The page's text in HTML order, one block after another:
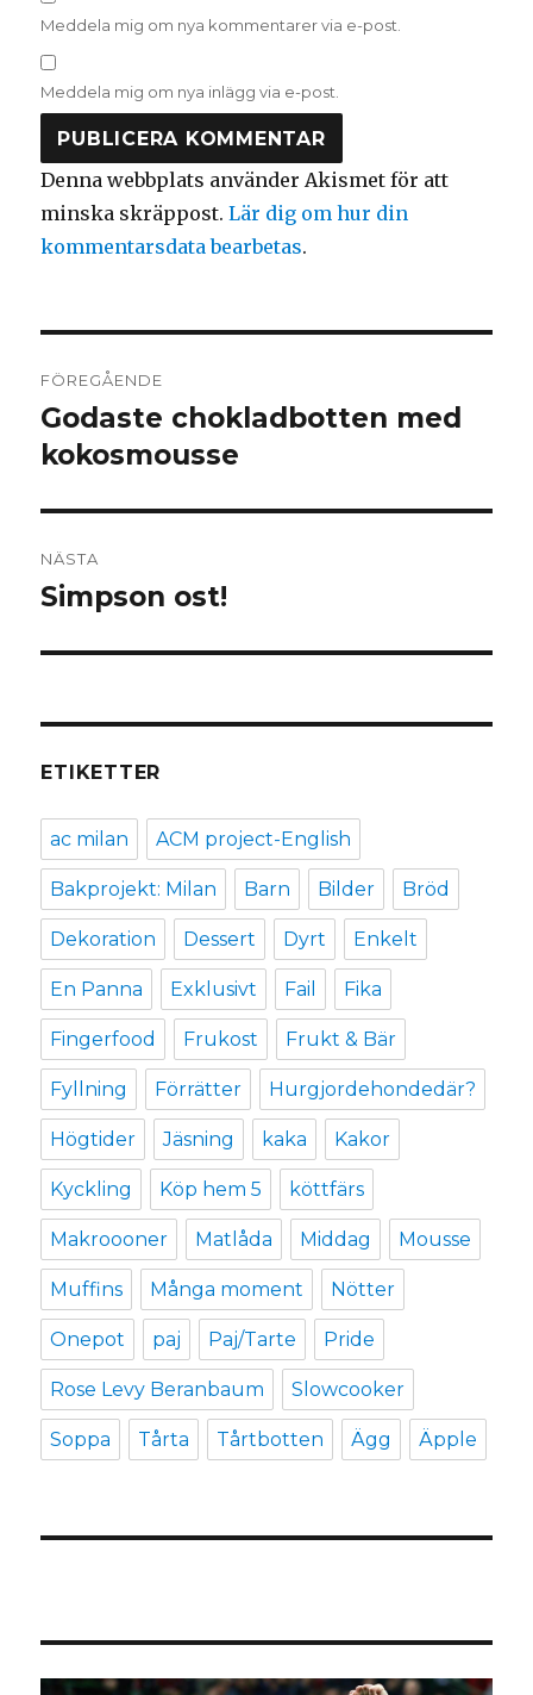
Meddela mig om nya kommentarer via e-post.
Meddela mig om nya inlägg via e-post.
Denna webbplats använder Akismet för att
minska skräppost.Lär dig om hur din
kommentarsdata bearbetas.
FÖREGÅENDE
Föregående
inlägg:
Godaste chokladbotten med
kokosmousse
NÄSTA
Nästa
Simpson ost!
ETIKETTER
ac milan ACM project-English
Bakprojekt: Milan Barn Bilder Bröd
Dekoration Dessert Dyrt Enkelt
En Panna Exklusivt Fail Fika
Fingerfood Frukost Frukt & Bär
Fyllning Förrätter Hurgjordehondedär?
Högtider Jäsning kaka Kakor
Kyckling Köp hem 5 köttfärs
Makroooner Matlåda Middag Mousse
Muffins Många moment Nötter
Onepot paj Paj/Tarte Pride
Rose Levy Beranbaum Slowcooker
Soppa Tårta Tårtbotten Ägg Äpple